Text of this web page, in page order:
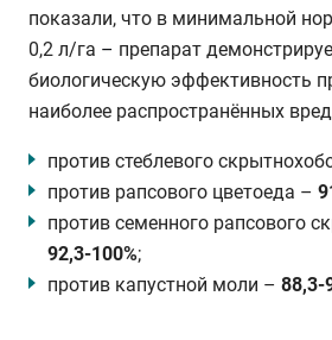
показали, что в минимальной
0,2 л/га – препарат
биологическую эффективность
наиболее распространённых
против стеблевого
против рапсового цветоеда –
против семенного рапсового
92,3-100%;
против капустной моли – 88,3-